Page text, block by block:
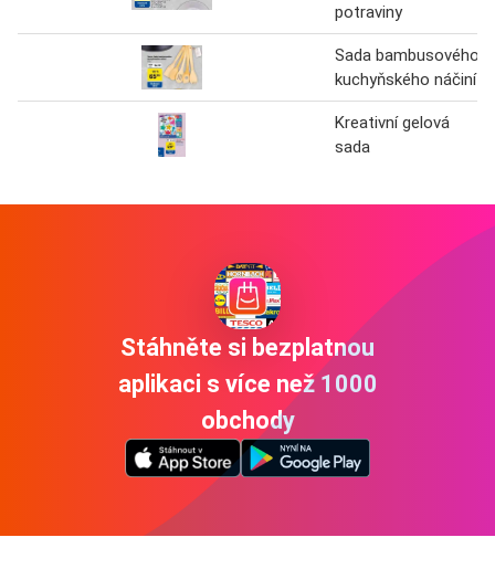
potraviny
Sada bambusového
kuchyňského náčiní
Kreativní gelová
sada
Stáhněte si bezplatnou
aplikaci s více než 1000
obchody